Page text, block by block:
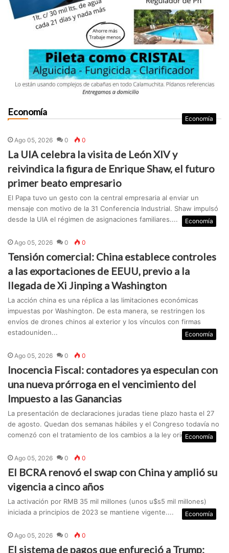
Economía
Economía
Ago 05, 2026 0 0
La UIA celebra la visita de León XIV y
reivindica la figura de Enrique Shaw, el futuro
primer beato empresario
El Papa tuvo un gesto con la central empresaria al enviar un
mensaje con motivo de la 31 Conferencia Industrial. Shaw impulsó
desde la UIA el régimen de asignaciones familiares....
Economía
Ago 05, 2026 0 0
Tensión comercial: China establece controles
a las exportaciones de EEUU, previo a la
llegada de Xi Jinping a Washington
La acción china es una réplica a las limitaciones económicas
impuestas por Washington. De esta manera, se restringen los
envíos de drones chinos al exterior y los vínculos con firmas
estadouniden...
Economía
Ago 05, 2026 0 0
Inocencia Fiscal: contadores ya especulan con
una nueva prórroga en el vencimiento del
Impuesto a las Ganancias
La presentación de declaraciones juradas tiene plazo hasta el 27
de agosto. Quedan dos semanas hábiles y el Congreso todavía no
comenzó con el tratamiento de los cambios a Ia ley original....
Economía
Ago 05, 2026 0 0
El BCRA renovó el swap con China y amplió su
vigencia a cinco años
La activación por RMB 35 mil millones (unos u$s5 mil millones)
iniciada a principios de 2023 se mantiene vigente....
Economía
Ago 05, 2026 0 0
El sistema de pagos que enfureció a Trump: